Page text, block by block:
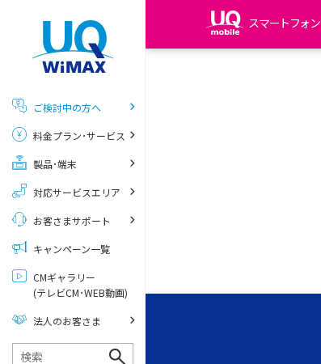
スマートフォン
ご検討中の方へ
料金プラン･サービス
製品･端末
対応サービスエリア
お客さまサポート
キャンペーン一覧
CMギャラリー
(テレビCM･WEB動画)
法人のお客さま